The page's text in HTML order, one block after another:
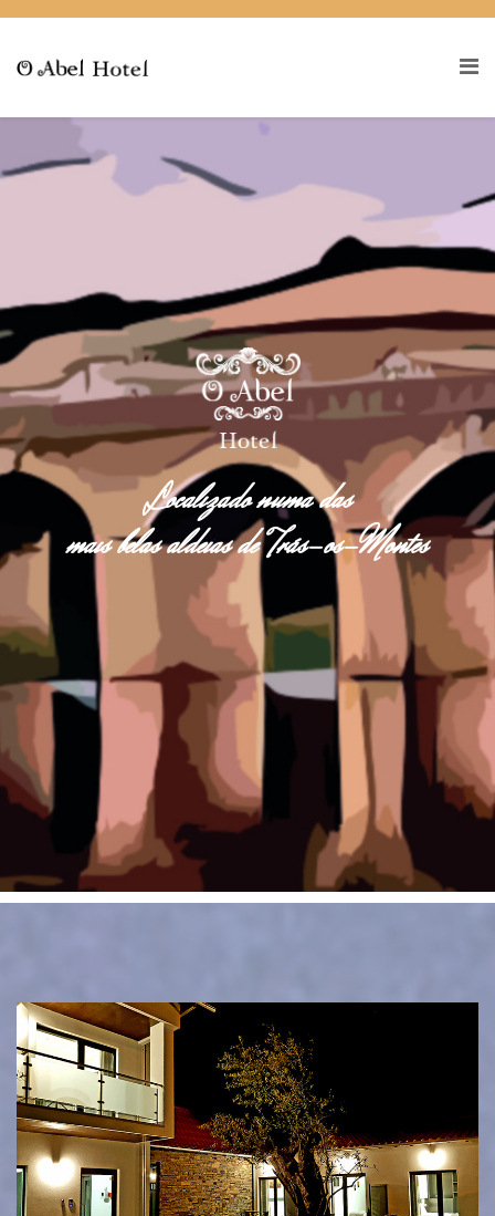
Localizado numa das
mais belas aldeias de Trás-os-Montes